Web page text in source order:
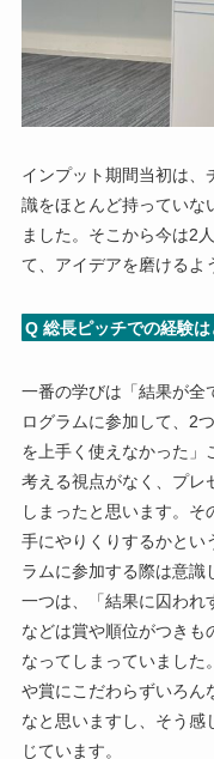
インプット期間当初は、
識をほとんど持っていな
ました。そこから今は2
て、アイデアを磨けるよ
Q 総長ピッチでの経験
一番の学びは「結果が全
ログラムに参加して、2
を上手く使えなかった」
考える視点がなく、プレ
しまったと思います。
手にやりくりするかとい
ラムに参加する際は意識
一つは、「結果に囚われ
などは賞や順位がつきも
なってしまっていました
や賞にこだわらずいろん
なと思いますし、そう感
じています。